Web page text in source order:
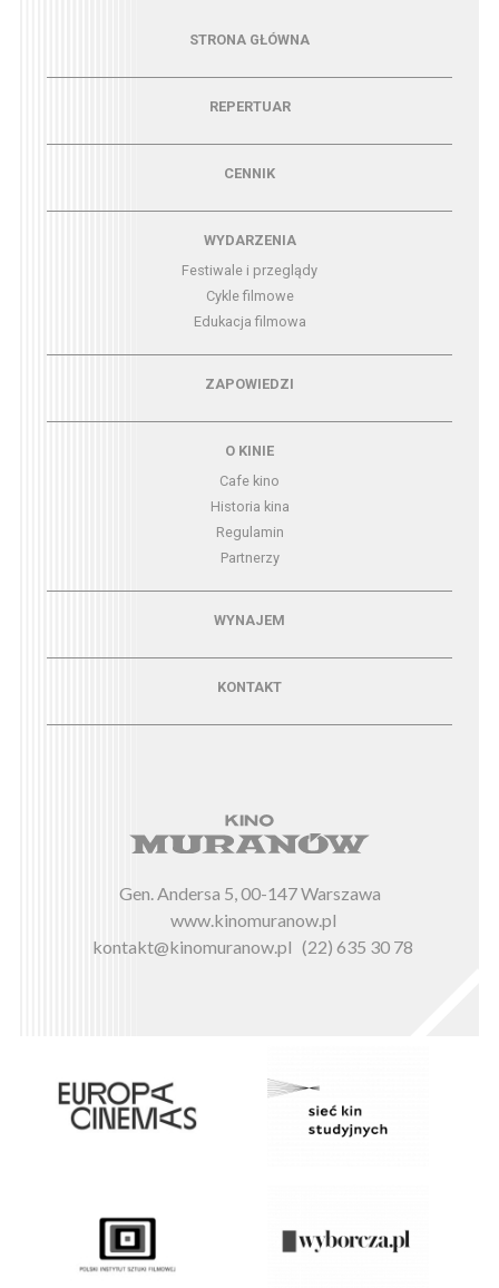
Menu - strona główna
STRONA GŁÓWNA
Menu - repertuarREPERTUAR
CENNIK
Menu - wydarzeniaWYDARZENIA
Festiwale i przeglądy
Cykle filmowe
Edukacja filmowa
Menu - zapowiedziZAPOWIEDZI
O KINIE
Cafe kino
Historia kina
Regulamin
Partnerzy
Menu - wynajemWYNAJEM
KONTAKT
Gen. Andersa 5, 00-147 Warszawa
www.kinomuranow.pl
kontakt@kinomuranow.pl (22) 635 30 78